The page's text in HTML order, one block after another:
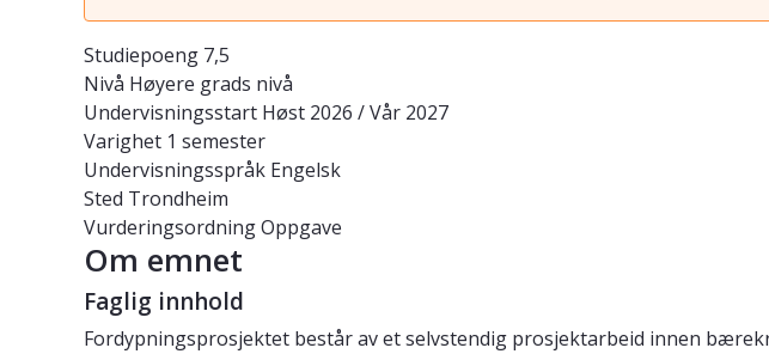
Studiepoeng 7,5
Nivå Høyere grads nivå
Undervisningsstart Høst 2026 / Vår 2027
Varighet 1 semester
Undervisningsspråk Engelsk
Sted Trondheim
VurderingsordningOppgave
Om emnet
Faglig innhold
Fordypningsprosjektet består av et selvstendig prosjektarbeid innen